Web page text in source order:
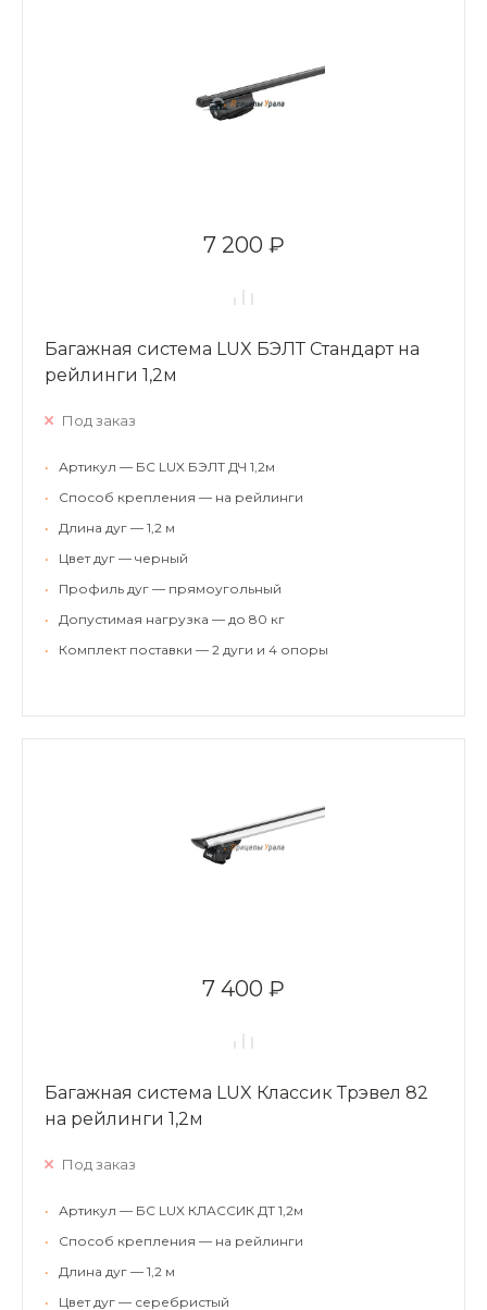
7 200 ₽
Багажная система LUX БЭЛТ Стандарт на
рейлинги 1,2м
Под заказ
•
Артикул — БС LUX БЭЛТ ДЧ 1,2м
•
Способ крепления — на рейлинги
•
Длина дуг — 1,2 м
•
Цвет дуг — черный
•
Профиль дуг — прямоугольный
•
Допустимая нагрузка — до 80 кг
•
Комплект поставки — 2 дуги и 4 опоры
7 400 ₽
Багажная система LUX Классик Трэвел 82
на рейлинги 1,2м
Под заказ
•
Артикул — БС LUX КЛАССИК ДТ 1,2м
•
Способ крепления — на рейлинги
•
Длина дуг — 1,2 м
•
Цвет дуг — серебристый